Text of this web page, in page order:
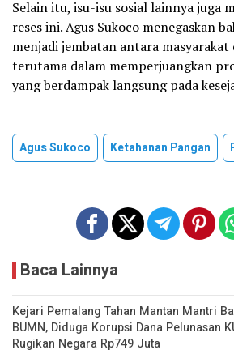
Selain itu, isu-isu sosial lainnya juga
reses ini. Agus Sukoco menegaskan
menjadi jembatan antara
terutama dalam memperjuangkan
yang berdampak langsung pada
Agus Sukoco Ketahanan Pangan
Baca Lainnya
Kejari Pemalang Tahan Mantan Mantri
BUMN, Diduga Korupsi Dana Pelunasan
Rugikan Negara Rp749 Juta